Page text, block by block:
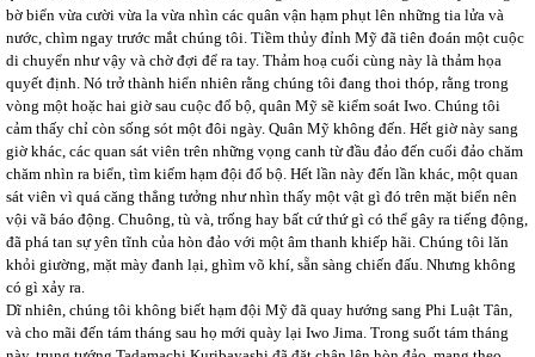
bờ biển vừa cười vừa la vừa nhìn các quân vận hạm phụt lên những tia lửa và
nước, chìm ngay trước mắt chúng tôi. Tiềm thủy đỉnh Mỹ đã tiên đoán một cuộc
di chuyển như vậy và chờ đợi để ra tay. Thảm hoạ cuối cùng này là thảm họa
quyết định. Nó trở thành hiển nhiên rằng chúng tôi đang thoi thóp, rằng trong
vòng một hoặc hai giờ sau cuộc đổ bộ, quân Mỹ sẽ kiểm soát Iwo. Chúng tôi
cảm thấy chỉ còn sống sót một đôi ngày. Quân Mỹ không đến. Hết giờ này sang
giờ khác, các quan sát viên trên những vọng canh từ đầu đảo đến cuối đảo chăm
chăm nhìn ra biển, tìm kiếm hạm đội đổ bộ. Hết lần này đến lần khác, một quan
sát viên vì quá căng thẳng tưởng như nhìn thấy một vật gì đó trên mặt biển nên
vội vã báo động. Chuông, tù và, trống hay bất cứ thứ gì có thể gây ra tiếng động,
đã phá tan sự yên tĩnh của hòn đảo với một âm thanh khiếp hãi. Chúng tôi lăn
khỏi giường, mặt mày đanh lại, ghìm võ khí, sẵn sàng chiến đấu. Nhưng không
có gì xảy ra.
Dĩ nhiên, chúng tôi không biết hạm đội Mỹ đã quay hướng sang Phi Luật Tân,
và cho mãi đến tám tháng sau họ mới quày lại Iwo Jima. Trong suốt tám tháng